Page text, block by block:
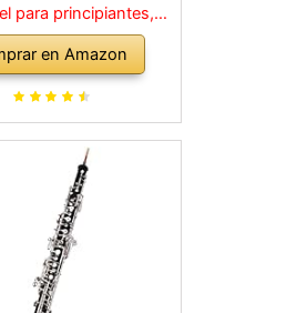
para principiantes,
de clarinete para
con boquilla 4C, kit
estuche rígido,
negro
en Amazon